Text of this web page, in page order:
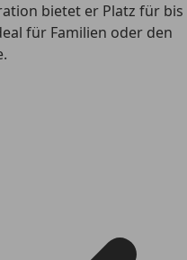
bietet er Platz für bis
für Familien oder den